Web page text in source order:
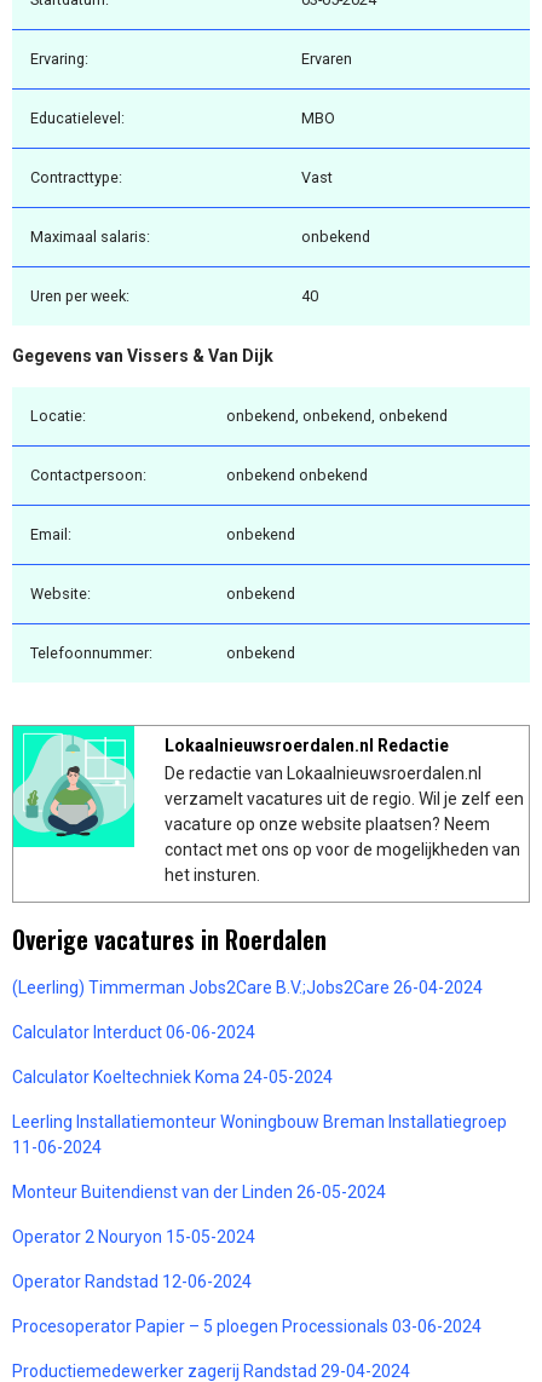
Ervaring: Ervaren
Educatielevel: MBO
Contracttype: Vast
Maximaal salaris: onbekend
Uren per week: 40
Gegevens van Vissers & Van Dijk
Locatie: onbekend, onbekend, onbekend
Contactpersoon: onbekend onbekend
Email: onbekend
Website: onbekend
Telefoonnummer: onbekend
Lokaalnieuwsroerdalen.nl Redactie
De redactie van Lokaalnieuwsroerdalen.nl
verzamelt vacatures uit de regio. Wil je zelf een
vacature op onze website plaatsen? Neem
contact met ons op voor de mogelijkheden van
het insturen.
Overige vacatures in Roerdalen
(Leerling) Timmerman Jobs2Care B.V.;Jobs2Care 26-04-2024
Calculator Interduct 06-06-2024
Calculator Koeltechniek Koma 24-05-2024
Leerling Installatiemonteur Woningbouw Breman Installatiegroep
11-06-2024
Monteur Buitendienst van der Linden 26-05-2024
Operator 2 Nouryon 15-05-2024
Operator Randstad 12-06-2024
Procesoperator Papier – 5 ploegen Processionals 03-06-2024
Productiemedewerker zagerij Randstad 29-04-2024